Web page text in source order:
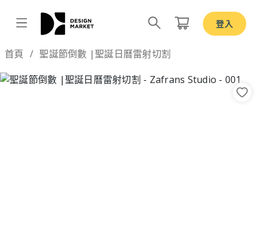
登入
首頁 聖誕節倒數 |聖誕日曆雷射切割